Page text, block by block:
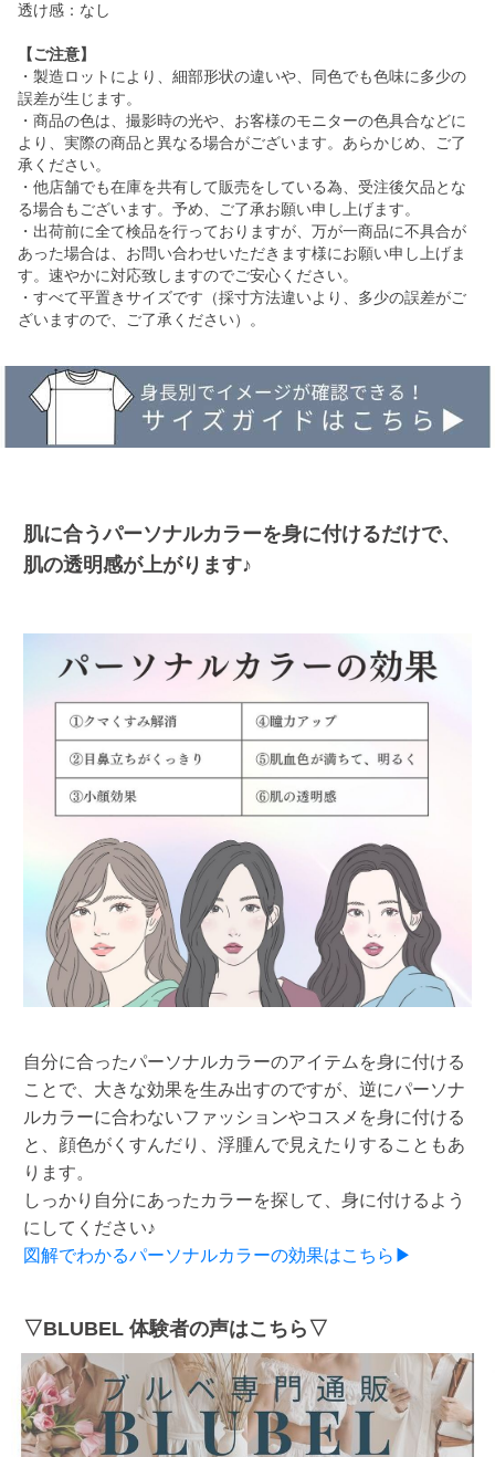
透け感：なし
【ご注意】
・製造ロットにより、細部形状の違いや、同色でも色味に多少の
誤差が生じます。
・商品の色は、撮影時の光や、お客様のモニターの色具合などに
より、実際の商品と異なる場合がございます。あらかじめ、ご了
承ください。
・他店舗でも在庫を共有して販売をしている為、受注後欠品とな
る場合もございます。予め、ご了承お願い申し上げます。
・出荷前に全て検品を行っておりますが、万が一商品に不具合が
あった場合は、お問い合わせいただきます様にお願い申し上げま
す。速やかに対応致しますのでご安心ください。
・すべて平置きサイズです（採寸方法違いより、多少の誤差がご
ざいますので、ご了承ください）。
肌に合うパーソナルカラーを身に付けるだけで、
肌の透明感が上がります♪
自分に合ったパーソナルカラーのアイテムを身に付ける
ことで、大きな効果を生み出すのですが、逆にパーソナ
ルカラーに合わないファッションやコスメを身に付ける
と、顔色がくすんだり、浮腫んで見えたりすることもあ
ります。
しっかり自分にあったカラーを探して、身に付けるよう
にしてください♪
図解でわかるパーソナルカラーの効果はこちら▶
▽BLUBEL 体験者の声はこちら▽